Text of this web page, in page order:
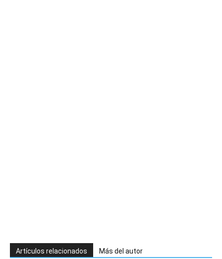
Artículos relacionados Más del autor